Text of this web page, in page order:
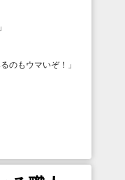
」
のもウマいぞ！
」